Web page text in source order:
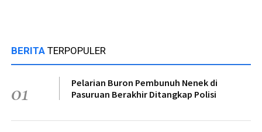
BERITA TERPOPULER
01
Pelarian Buron Pembunuh Nenek di
Pasuruan Berakhir Ditangkap Polisi